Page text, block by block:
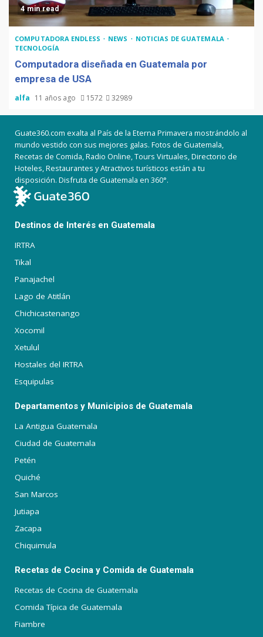
4 min read
COMPUTADORA ENDLESS NEWS
NOTICIAS DE GUATEMALA
TECNOLOGÍA
Computadora diseñada en Guatemala por
empresa de USA
alfa 11 años ago 1572 32989
Guate360.com exalta al País de la Eterna Primavera mostrándolo al
mundo vestido con sus mejores galas. Fotos de Guatemala,
Recetas de Comida, Radio Online, Tours Virtuales, Directorio de
Hoteles, Restaurantes y Atractivos turísticos están a tu
disposición. Disfruta de Guatemala en 360°.
Destinos de Interés en Guatemala
IRTRA
Tikal
Panajachel
Lago de Atitlán
Chichicastenango
Xocomil
Xetulul
Hostales del IRTRA
Esquipulas
Departamentos y Municipios de Guatemala
La Antigua Guatemala
Ciudad de Guatemala
Petén
Quiché
San Marcos
Jutiapa
Zacapa
Chiquimula
Recetas de Cocina y Comida de Guatemala
Recetas de Cocina de Guatemala
Comida Típica de Guatemala
Fiambre